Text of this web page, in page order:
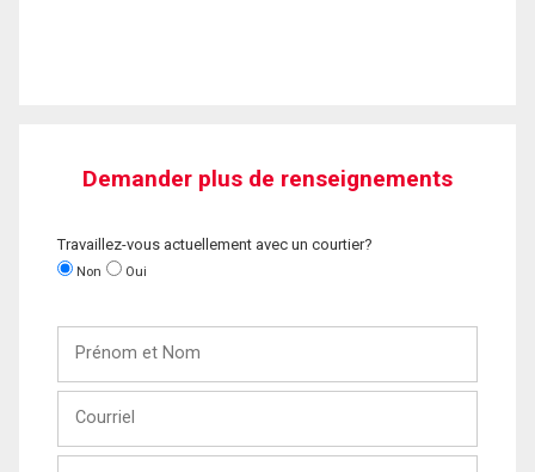
Demander plus de renseignements
Travaillez-vous actuellement avec un courtier?
Non Oui
Nom